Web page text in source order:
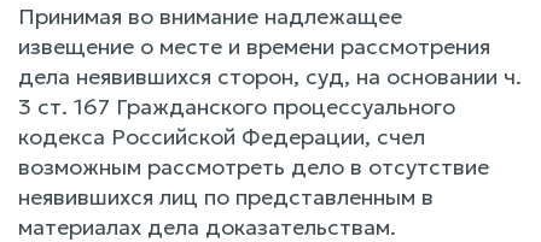
Принимая во внимание надлежащее
извещение о месте и времени рассмотрения
дела неявившихся сторон, суд, на основании ч.
3 ст. 167 Гражданского процессуального
кодекса Российской Федерации, счел
возможным рассмотреть дело в отсутствие
неявившихся лиц по представленным в
материалах дела доказательствам.